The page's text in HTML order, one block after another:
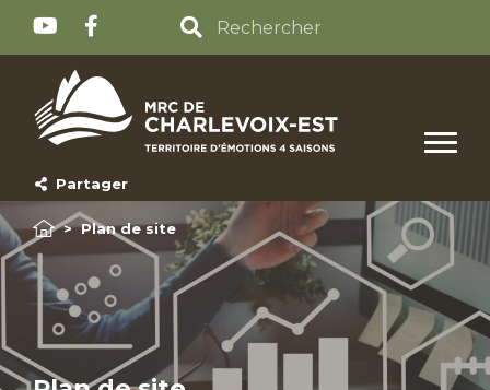
Partager
> Plan de site